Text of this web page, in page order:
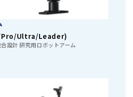
Pro/Ultra/Leader)
設計 研究用ロボットアーム